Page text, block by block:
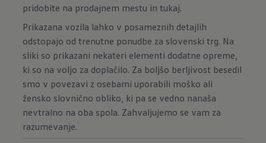
pridobite na prodajnem mestu intukaj.
Prikazana vozila lahko v posameznih detajlih
odstopajo od trenutne ponudbe za slovenski trg. Na
sliki so prikazani nekateri elementi dodatne opreme,
ki so na voljo za doplačilo. Za boljšo berljivost besedil
smo v povezavi z osebami uporabili moško ali
žensko slovnično obliko, ki pa se vedno nanaša
nevtralno na oba spola. Zahvaljujemo se vam za
razumevanje.